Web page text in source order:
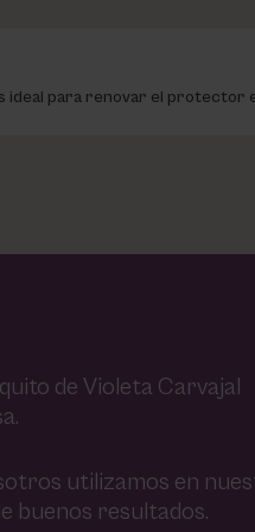
ideal para renovar el
de Violeta Carvajal
utilizamos en
buenos resultados.